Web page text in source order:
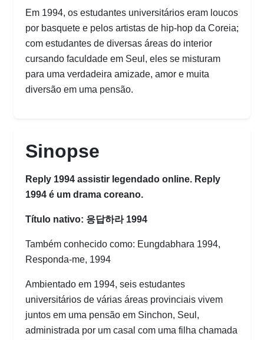
Em 1994, os estudantes universitários eram loucos
por basquete e pelos artistas de hip-hop da Coreia;
com estudantes de diversas áreas do interior
cursando faculdade em Seul, eles se misturam
para uma verdadeira amizade, amor e muita
diversão em uma pensão.
Sinopse
Reply 1994 assistir legendado online. Reply
1994 é um drama coreano.
Título nativo: 응답하라 1994
Também conhecido como: Eungdabhara 1994,
Responda-me, 1994
Ambientado em 1994, seis estudantes
universitários de várias áreas provinciais vivem
juntos em uma pensão em Sinchon, Seul,
administrada por um casal com uma filha chamada